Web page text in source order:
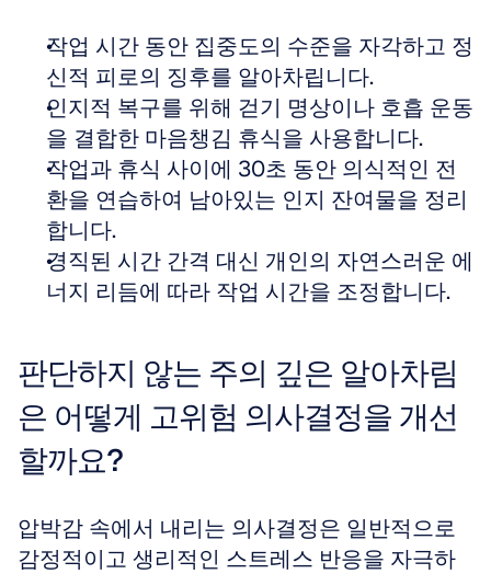
작업 시간 동안 집중도의 수준을 자각하고 정
신적 피로의 징후를 알아차립니다.
인지적 복구를 위해 걷기 명상이나 호흡 운동
을 결합한 마음챙김 휴식을 사용합니다.
작업과 휴식 사이에 30초 동안 의식적인 전
환을 연습하여 남아있는 인지 잔여물을 정리
합니다.
경직된 시간 간격 대신 개인의 자연스러운 에
너지 리듬에 따라 작업 시간을 조정합니다.
판단하지 않는 주의 깊은 알아차림
은 어떻게 고위험 의사결정을 개선
할까요?
압박감 속에서 내리는 의사결정은 일반적으로
감정적이고 생리적인 스트레스 반응을 자극하